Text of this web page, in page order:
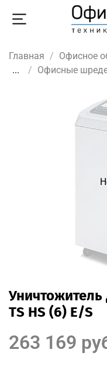
Главная
Офисное
...
Офисные
Уничтожитель
TS HS (6) E/S
263 169